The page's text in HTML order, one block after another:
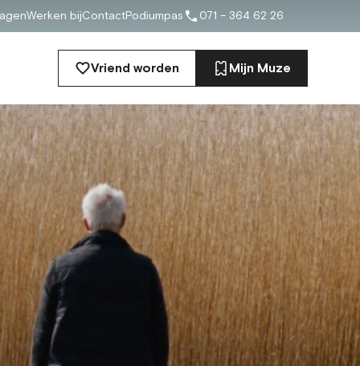
Werken bijContactPodiumpas 071 – 364 62 26
Vriend worden Mijn Muze